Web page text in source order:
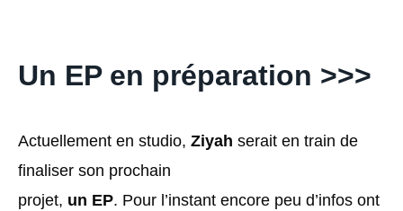
Un EP en préparation >>>
Actuellement en studio, Ziyah serait en train de
finaliser son prochain
projet, un EP. Pour l’instant encore peu d’infos ont